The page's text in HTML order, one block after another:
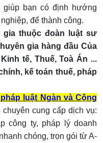
giúp bạn có định hướng
để thành công.
thuộc đoàn luật sư
gia hàng đầu Của
tế, Thuế, Toà Án ...
kế toán thuế, pháp
luật Ngàn và Cộng
cung cấp dịch vụ:
công ty, pháp lý doanh
chóng, trọn gói từ A-